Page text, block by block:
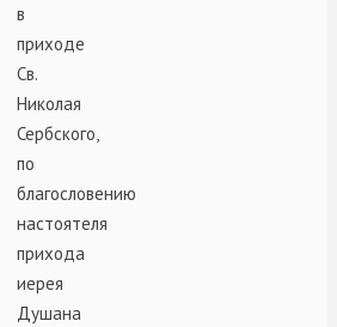
в
приходе
Св.
Николая
Сербского,
по
благословению
настоятеля
прихода
иерея
Душана